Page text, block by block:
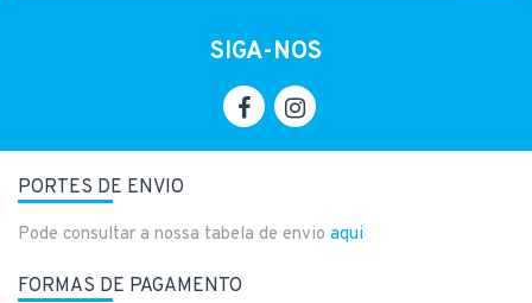
SIGA-NOS
PORTES DE ENVIO
Pode consultar a nossa tabela de envio aqui
FORMAS DE PAGAMENTO